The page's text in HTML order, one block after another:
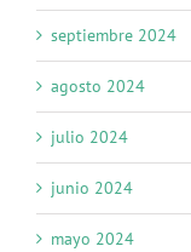
septiembre 2024
agosto 2024
julio 2024
junio 2024
mayo 2024